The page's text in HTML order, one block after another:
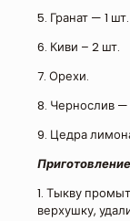
5. Гранат — 1 шт.
6. Киви – 2 шт.
7. Орехи.
8. Чернослив —
9. Цедра
1. Тыкву
верхушку,